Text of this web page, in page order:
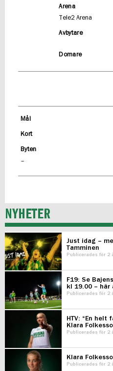
Arena
Tele2 Arena
Avbytare
Domare
Mål
Kort
Byten
–
NYHETER
Just idag –
Tamminen
Publicerades för 2
F19: Se
kl 19.00 – här
Publicerades för 2
HTV: “En
Klara
Publicerades för 2
Klara
Publicerades för 2